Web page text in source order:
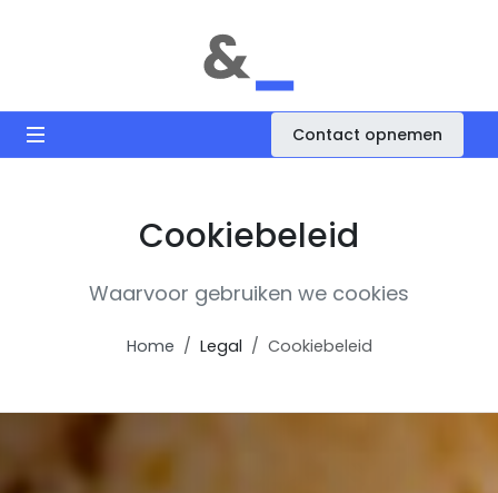
Contact opnemen
Cookiebeleid
Waarvoor gebruiken we cookies
Home Legal Cookiebeleid